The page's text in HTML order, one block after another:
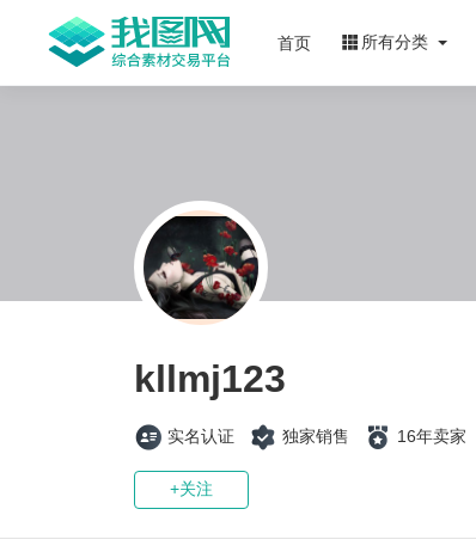
首页 所有分类
kllmj123
实名认证 独家销售 16年卖家
+关注